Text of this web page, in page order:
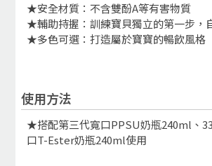
★安全材質：不含雙酚A等有害物質
★輔助持握：訓練寶貝獨立的第一步，
★多色可選：打造屬於寶寶的暢飲風格
使用方法
★搭配第三代寬口PPSU奶瓶240ml、
口T-Ester奶瓶240ml使用